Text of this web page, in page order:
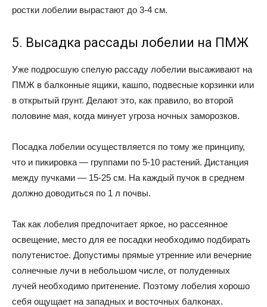
ростки лобелии вырастают до 3-4 см.
5. Высадка рассады лобелии на ПМЖ
Уже подросшую спелую рассаду лобелии высаживают на
ПМЖ в балконные ящики, кашпо, подвесные корзинки или
в открытый грунт. Делают это, как правило, во второй
половине мая, когда минует угроза ночных заморозков.
Посадка лобелии осуществляется по тому же принципу,
что и пикировка — группами по 5-10 растений. Дистанция
между пучками — 15-25 см. На каждый пучок в среднем
должно доводиться по 1 л почвы.
Так как лобелия предпочитает яркое, но рассеянное
освещение, место для ее посадки необходимо подбирать
полутенистое. Допустимы прямые утренние или вечерние
солнечные лучи в небольшом числе, от полуденных
лучей необходимо притенение. Поэтому лобелия хорошо
себя ощущает на западных и восточных балконах.